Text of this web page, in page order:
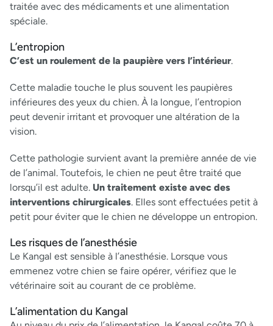
traitée avec des médicaments et une alimentation
spéciale.
L’entropion
C’est un roulement de la paupière vers l’intérieur.
Cette maladie touche le plus souvent les paupières
inférieures des yeux du chien. À la longue, l’entropion
peut devenir irritant et provoquer une altération de la
vision.
Cette pathologie survient avant la première année de vie
de l’animal. Toutefois, le chien ne peut être traité que
lorsqu’il est adulte. Un traitement existe avec des
interventions chirurgicales. Elles sont effectuées petit à
petit pour éviter que le chien ne développe un entropion.
Les risques de l’anesthésie
Le Kangal est sensible à l’anesthésie. Lorsque vous
emmenez votre chien se faire opérer, vérifiez que le
vétérinaire soit au courant de ce problème.
L’alimentation du Kangal